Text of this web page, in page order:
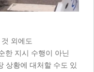
외에도
한 지시 수행이 아닌
상황에 대처할 수도 있